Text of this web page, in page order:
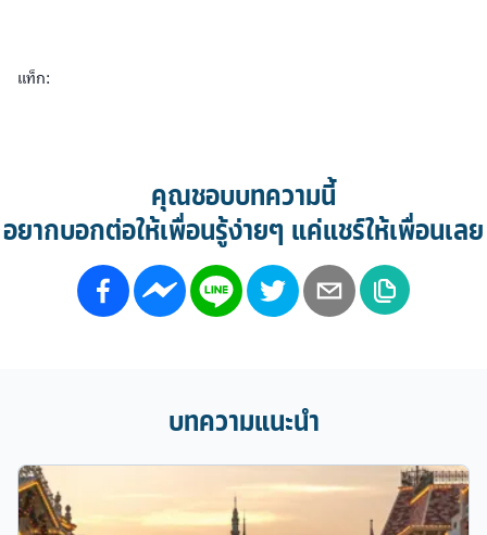
แท็ก:
คุณชอบบทความนี้
อยากบอกต่อให้เพื่อนรู้ง่ายๆ แค่แชร์ให้เพื่อนเลย
บทความแนะนำ